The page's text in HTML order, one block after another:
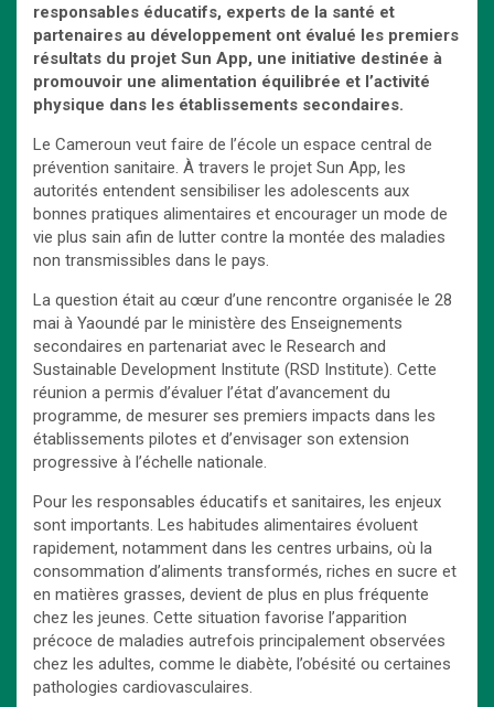
responsables éducatifs, experts de la santé et
partenaires au développement ont évalué les premiers
résultats du projet Sun App, une initiative destinée à
promouvoir une alimentation équilibrée et l’activité
physique dans les établissements secondaires.
Le Cameroun veut faire de l’école un espace central de
prévention sanitaire. À travers le projet Sun App, les
autorités entendent sensibiliser les adolescents aux
bonnes pratiques alimentaires et encourager un mode de
vie plus sain afin de lutter contre la montée des maladies
non transmissibles dans le pays.
La question était au cœur d’une rencontre organisée le 28
mai à Yaoundé par le ministère des Enseignements
secondaires en partenariat avec le Research and
Sustainable Development Institute (RSD Institute). Cette
réunion a permis d’évaluer l’état d’avancement du
programme, de mesurer ses premiers impacts dans les
établissements pilotes et d’envisager son extension
progressive à l’échelle nationale.
Pour les responsables éducatifs et sanitaires, les enjeux
sont importants. Les habitudes alimentaires évoluent
rapidement, notamment dans les centres urbains, où la
consommation d’aliments transformés, riches en sucre et
en matières grasses, devient de plus en plus fréquente
chez les jeunes. Cette situation favorise l’apparition
précoce de maladies autrefois principalement observées
chez les adultes, comme le diabète, l’obésité ou certaines
pathologies cardiovasculaires.